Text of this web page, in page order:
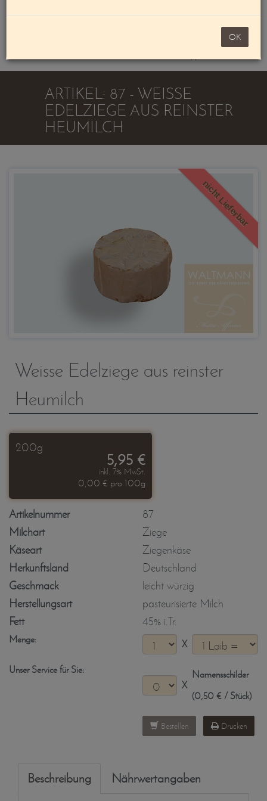
noch 100,00 €
Warenkorb
OK
ARTIKEL: 87 - WEISSE
EDELZIEGE AUS REINSTER
HEUMILCH
nicht Lieferbar
Weisse Edelziege aus reinster
Heumilch
200g
5,95 €
inkl. 7% MwSt.
0,00 € pro 100g
Artikelnummer
87
Milchart
Ziege
Käseart
Ziegenkäse
Herkunftsland
Deutschland
Geschmack
leicht würzig
Herstellungsart
pasteurisierte Milch
Fett
45% i.Tr.
Menge: X
Unser Service für Sie:
X
Namensschilder
(0,50 € / Stück)
Bestellen Drucken
Beschreibung Nährwertangaben